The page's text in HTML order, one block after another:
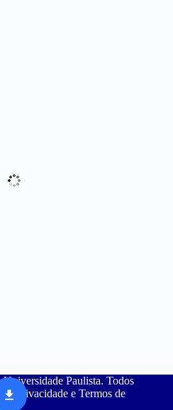
Paulista. Todos
Privacidade e Termos de